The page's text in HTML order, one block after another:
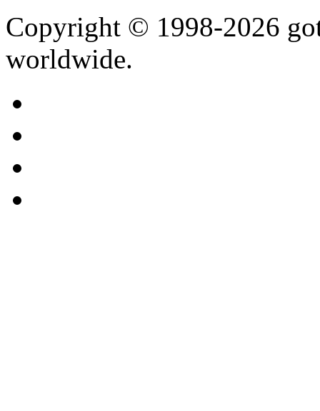
Copyright © 1998-2026
worldwide.